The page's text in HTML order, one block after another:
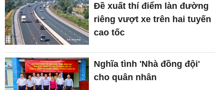
Đề xuất thí điểm làn đường
riêng vượt xe trên hai tuyến
cao tốc
Nghĩa tình 'Nhà đồng đội'
cho quân nhân